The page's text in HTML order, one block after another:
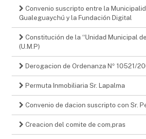
Convenio suscripto entre la
Gualeguaychú y la Fundación Digital
Constitución de la “Unidad Municipal
(U.M.P)
Derogacion de Ordenanza Nº 10521/
Permuta Inmobiliaria Sr. Lapalma
Convenio de dacion suscripto con Sr.
Creacion del comite de com,pras